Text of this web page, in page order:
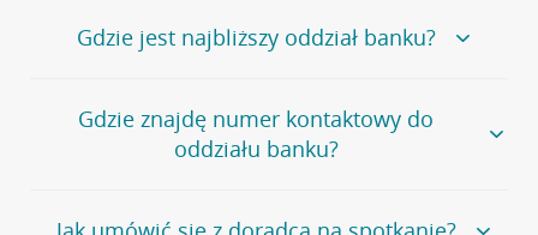
Gdzie jest najbliższy oddział banku?
Jeśli szukasz oddziału naszego banku, zapraszamy na
stronęPlacówki i bankomaty, na której znajduje się
wygodna wyszukiwarka.
oddziałów
Gdzie znajdę numer kontaktowy do
oddziału banku?
Bank Credit Agricole nie udostępnia ogólnego numeru